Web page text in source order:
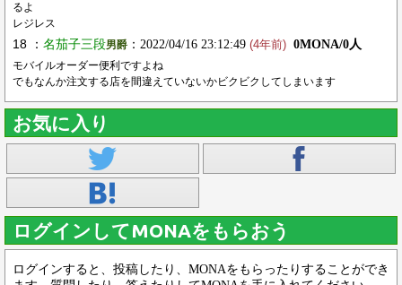
るよ
レジレス
18 ： 名茄子三段男爵 ：2022/04/16 23:12:49 (4年前) 0MONA/0人
モバイルオーダー便利ですよね
でもなんか注文する店を間違えていないかビクビクしてしまいます
お気に入り
ログインしてMONAをもらおう
ログインすると、投稿したり、MONAをもらったりすることができ